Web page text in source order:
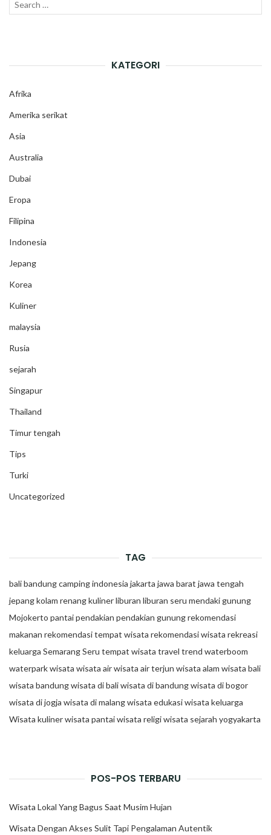
Search
KATEGORI
Afrika
Amerika serikat
Asia
Australia
Dubai
Eropa
Filipina
Indonesia
Jepang
Korea
Kuliner
malaysia
Rusia
sejarah
Singapur
Thailand
Timur tengah
Tips
Turki
Uncategorized
TAG
balibandungcampingindonesia jakarta jawa barat jawa tengah
jepangkolam renangkulinerliburan liburan seru mendaki gunung
Mojokerto pantaipendakian pendakian gunungrekomendasi
makanan rekomendasi tempat wisata rekomendasi wisata rekreasi
keluarga SemarangSeru tempat wisata travel trend waterboom
waterparkwisata wisata airwisata air terjun wisata alam wisata bali
wisata bandungwisata di baliwisata di bandungwisata di bogor
wisata di jogja wisata di malangwisata edukasiwisata keluarga
Wisata kulinerwisata pantaiwisata religiwisata sejarah yogyakarta
POS-POS TERBARU
Wisata Lokal Yang Bagus Saat Musim Hujan
Wisata Dengan Akses Sulit Tapi Pengalaman Autentik